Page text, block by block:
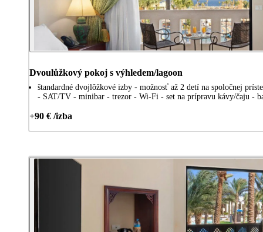
Dvoulůžkový pokoj s výhledem/lagoon
štandardné dvojlôžkové izby - možnosť až 2 detí na spoločnej
- SAT/TV - minibar - trezor - Wi-Fi - set na prípravu kávy/čaju -
+90 € /izba